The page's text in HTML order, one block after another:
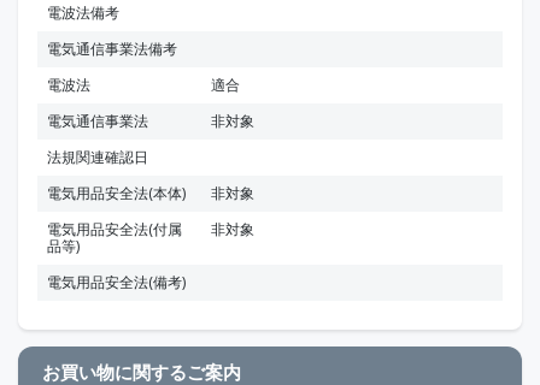
電波法備考
電気通信事業法備考
電波法
適合
電気通信事業法
非対象
法規関連確認日
電気用品安全法(本体)
非対象
電気用品安全法(付属
品等)
非対象
電気用品安全法(備考)
お買い物に関するご案内